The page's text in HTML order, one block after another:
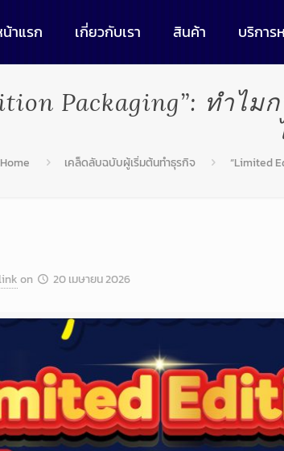
าแรก เกี่ยวกับเรา สินค้า บริการ
Packaging”: ทำไ
Home เคล็ดลับฉบับผู้เริ่มต้นทำธุรกิจ “Limited
on 20 เมษายน 2026